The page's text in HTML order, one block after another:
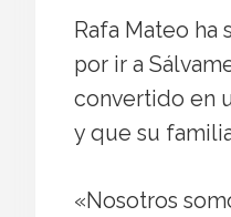
Rafa Mateo
por ir a
convertido en
y que su
«Nosotros